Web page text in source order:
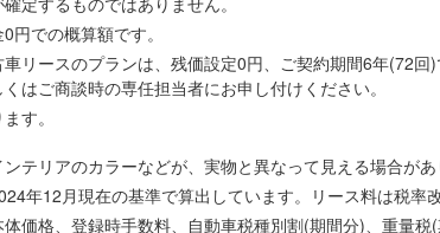
円での概算額です。
リースのプランは、残価設定0円、ご契約期間6年(72
はご商談時の専任担当者にお申し付けください。
す。
テリアのカラーなどが、実物と異なって見える場合があ
年12月現在の基準で算出しています。リース料は税率
価格、登録時手数料、自動車税種別割(期間分)、重量